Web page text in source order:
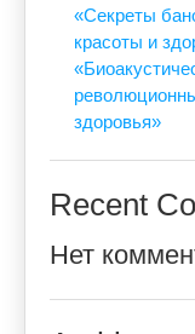
«Секреты
красоты и
здоровья»
Recent
Нет